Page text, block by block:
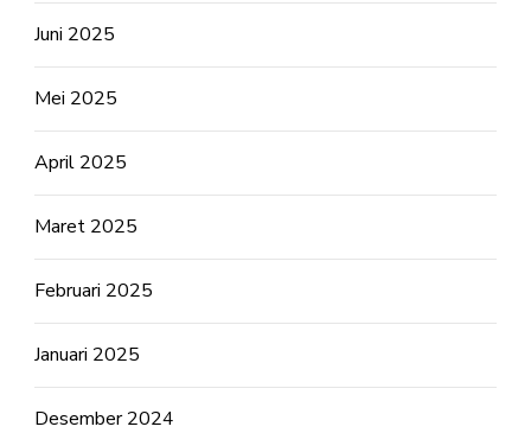
Juni 2025
Mei 2025
April 2025
Maret 2025
Februari 2025
Januari 2025
Desember 2024